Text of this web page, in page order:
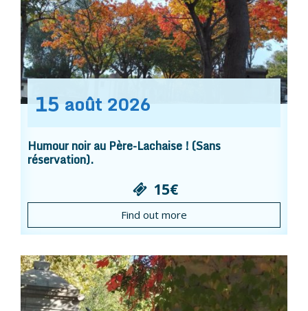
15 août 2026
Humour noir au Père-Lachaise ! (Sans
réservation).
15€
Find out more